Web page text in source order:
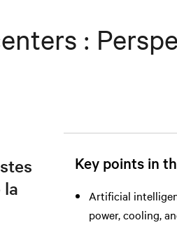
:
la
Key points in
Artificial
power, cooling,